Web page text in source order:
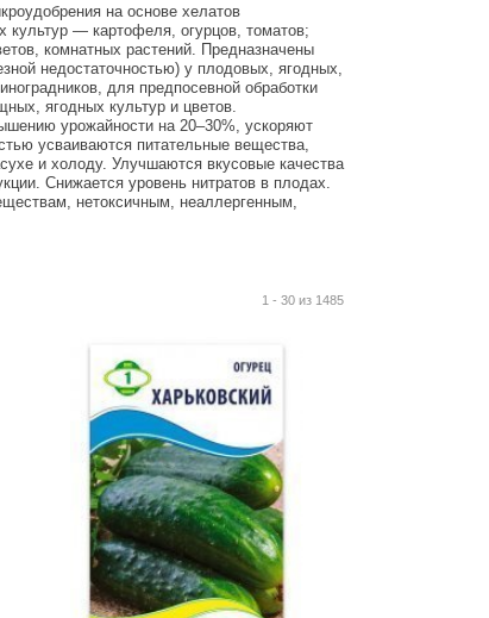
на основе хелатов
— картофеля, огурцов, томатов;
комнатных растений. Предназначены
недостаточностью) у плодовых, ягодных,
для предпосевной обработки
ягодных культур и цветов.
урожайности на 20–30%, ускоряют
усваиваются питательные вещества,
и холоду. Улучшаются вкусовые качества
Снижается уровень нитратов в плодах.
нетоксичным, неаллергенным,
1 - 30 из 1485